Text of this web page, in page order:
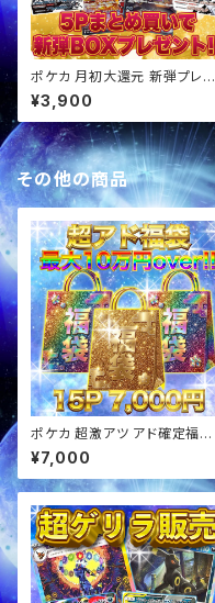
ポケカ 月初大還元 新弾プレゼ
ント 激アツオリパ
¥3,900
その他の商品
ポケカ 超激アツ アド確定福袋
オリパ
¥7,000